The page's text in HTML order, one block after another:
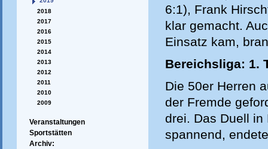
2018
2017
2016
2015
2014
2013
2012
2011
2010
2009
Veranstaltungen
Sportstätten
Archiv:
6:1), Frank
klar gemacht.
Einsatz kam,
Bereichsliga: 1.
Die 50er Herren
der Fremde
drei. Das Duell in
spannend,